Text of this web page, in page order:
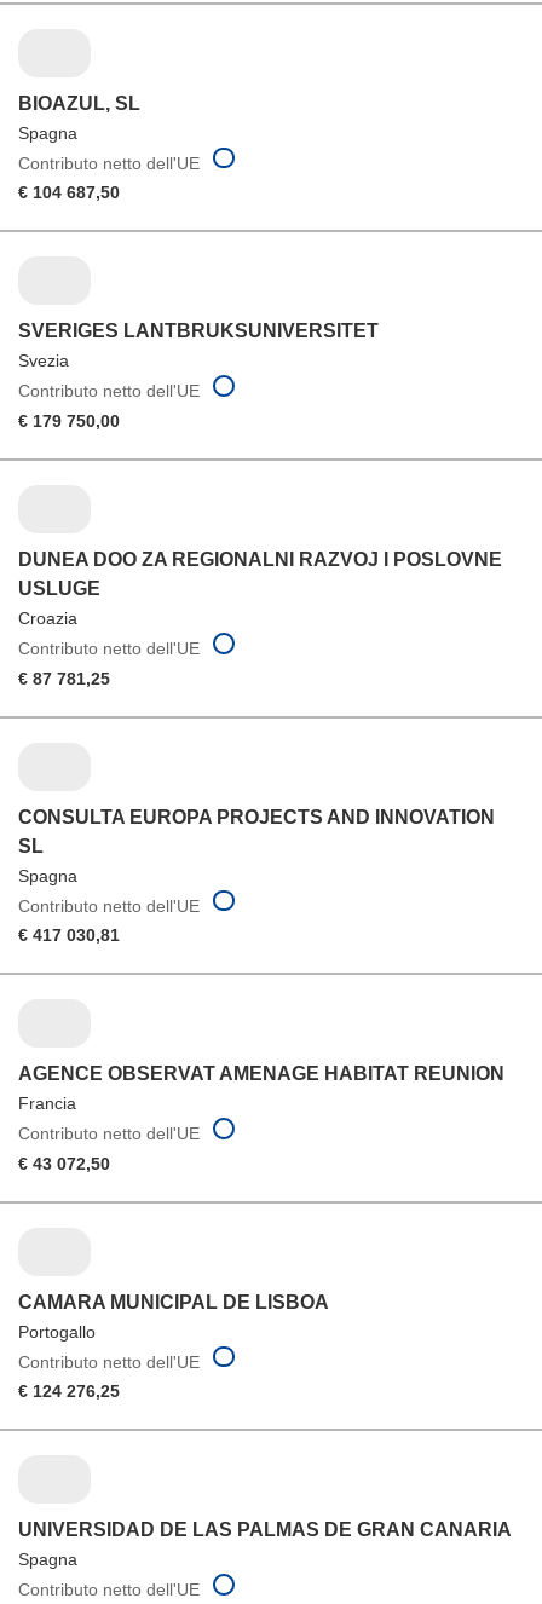
BIOAZUL, SL
Spagna
Contributo netto dell'UE
€ 104 687,50
SVERIGES LANTBRUKSUNIVERSITET
Svezia
Contributo netto dell'UE
€ 179 750,00
DUNEA DOO ZA REGIONALNI RAZVOJ I POSLOVNE
USLUGE
Croazia
Contributo netto dell'UE
€ 87 781,25
CONSULTA EUROPA PROJECTS AND INNOVATION
SL
Spagna
Contributo netto dell'UE
€ 417 030,81
AGENCE OBSERVAT AMENAGE HABITAT REUNION
Francia
Contributo netto dell'UE
€ 43 072,50
CAMARA MUNICIPAL DE LISBOA
Portogallo
Contributo netto dell'UE
€ 124 276,25
UNIVERSIDAD DE LAS PALMAS DE GRAN CANARIA
Spagna
Contributo netto dell'UE